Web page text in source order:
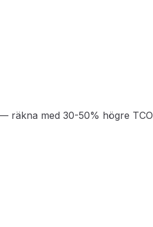
räkna med 30-50% högre TCO